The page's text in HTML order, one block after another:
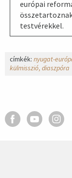
európai
testvérekkel.
címkék: nyugat-
külmisszió diaszpóra